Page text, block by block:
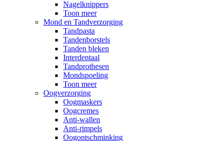
Nagelknippers
Toon meer
Mond en Tandverzorging
Tandpasta
Tandenborstels
Tanden bleken
Interdentaal
Tandprothesen
Mondspoeling
Toon meer
Oogverzorging
Oogmaskers
Oogcremes
Anti-wallen
Anti-rimpels
Oogontschminking